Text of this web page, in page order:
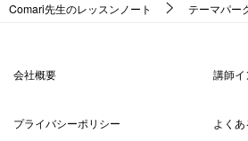
Comari先生のレッスンノート
テーマパー
会社概要 講師
プライバシーポリシー よく